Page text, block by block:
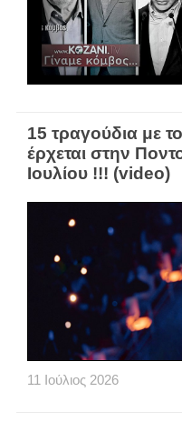
15 τραγούδια με
έρχεται στην
Ιουλίου !!! (video)
11 Ιούλιος 2026